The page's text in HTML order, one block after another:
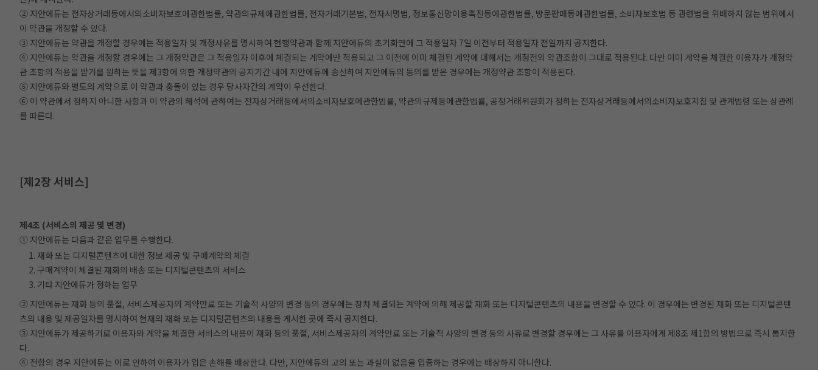
② 지안에듀는 전자상거래등에서의소비자보호에관한법률, 약관의규제에관한법률, 전자거래기본법, 전자서명법, 정보통신망이용촉진등에관한법률, 방문판매등에관한법률, 소비자보호법 등 관련법을 위배하지 않는 범위에서
이 약관을 개정할 수 있다.
③ 지안에듀는 약관을 개정할 경우에는 적용일자 및 개정사유를 명시하여 현행약관과 함께 지안에듀의 초기화면에 그 적용일자 7일 이전부터 적용일자 전일까지 공지한다.
④ 지안에듀는 약관을 개정할 경우에는 그 개정약관은 그 적용일자 이후에 체결되는 계약에만 적용되고 그 이전에 이미 체결된 계약에 대해서는 개정전의 약관조항이 그대로 적용된다. 다만 이미 계약을 체결한 이용자가 개정약
관 조항의 적용을 받기를 원하는 뜻을 제3항에 의한 개정약관의 공지기간 내에 지안에듀에 송신하여 지안에듀의 동의를 받은 경우에는 개정약관 조항이 적용된다.
⑤ 지안에듀와 별도의 계약으로 이 약관과 충돌이 있는 경우 당사자간의 계약이 우선한다.
⑥ 이 약관에서 정하지 아니한 사항과 이 약관의 해석에 관하여는 전자상거래등에서의소비자보호에관한법률, 약관의규제등에관한법률, 공정거래위원회가 정하는 전자상거래등에서의소비자보호지침 및 관계법령 또는 상관례
를 따른다.
[제2장 서비스]
제4조 (서비스의 제공 및 변경)
① 지안에듀는 다음과 같은 업무를 수행한다.
1. 재화 또는 디지털콘텐츠에 대한 정보 제공 및 구매계약의 체결
2. 구매계약이 체결된 재화의 배송 또는 디지털콘텐츠의 서비스
3. 기타 지안에듀가 정하는 업무
② 지안에듀는 재화 등의 품절, 서비스제공자의 계약만료 또는 기술적 사양의 변경 등의 경우에는 장차 체결되는 계약에 의해 제공할 재화 또는 디지털콘텐츠의 내용을 변경할 수 있다. 이 경우에는 변경된 재화 또는 디지털콘텐
츠의 내용 및 제공일자를 명시하여 현재의 재화 또는 디지털콘텐츠의 내용을 게시한 곳에 즉시 공지한다.
③ 지안에듀가 제공하기로 이용자와 계약을 체결한 서비스의 내용이 재화 등의 품절, 서비스제공자의 계약만료 또는 기술적 사양의 변경 등의 사유로 변경할 경우에는 그 사유를 이용자에게 제8조 제1항의 방법으로 즉시 통지한
다.
④ 전항의 경우 지안에듀는 이로 인하여 이용자가 입은 손해를 배상한다. 다만, 지안에듀의 고의 또는 과실이 없음을 입증하는 경우에는 배상하지 아니한다.